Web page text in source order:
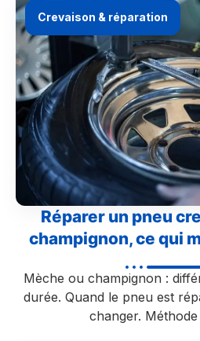
Crevaison & réparation
Réparer un pneu
champignon, ce qui
Mèche ou champignon :
durée. Quand le pneu est
changer.